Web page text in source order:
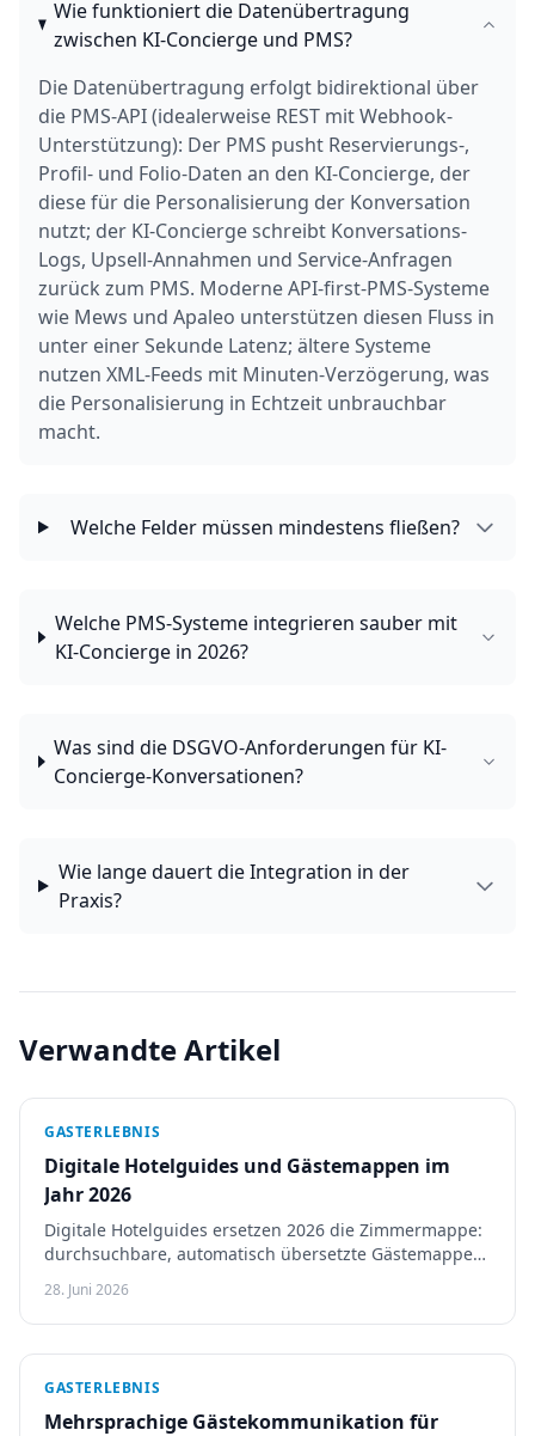
Wie funktioniert die Datenübertragung
zwischen KI-Concierge und PMS?
Die Datenübertragung erfolgt bidirektional über
die PMS-API (idealerweise REST mit Webhook-
Unterstützung): Der PMS pusht Reservierungs-,
Profil- und Folio-Daten an den KI-Concierge, der
diese für die Personalisierung der Konversation
nutzt; der KI-Concierge schreibt Konversations-
Logs, Upsell-Annahmen und Service-Anfragen
zurück zum PMS. Moderne API-first-PMS-Systeme
wie Mews und Apaleo unterstützen diesen Fluss in
unter einer Sekunde Latenz; ältere Systeme
nutzen XML-Feeds mit Minuten-Verzögerung, was
die Personalisierung in Echtzeit unbrauchbar
macht.
Welche Felder müssen mindestens fließen?
Welche PMS-Systeme integrieren sauber mit
KI-Concierge in 2026?
Was sind die DSGVO-Anforderungen für KI-
Concierge-Konversationen?
Wie lange dauert die Integration in der
Praxis?
Verwandte Artikel
GASTERLEBNIS
Digitale Hotelguides und Gästemappen im
Jahr 2026
Digitale Hotelguides ersetzen 2026 die Zimmermappe:
durchsuchbare, automatisch übersetzte Gästemappen,
mit Touch Stay, Vamoos und Guestivo im Vergleich.
28. Juni 2026
GASTERLEBNIS
Mehrsprachige Gästekommunikation für